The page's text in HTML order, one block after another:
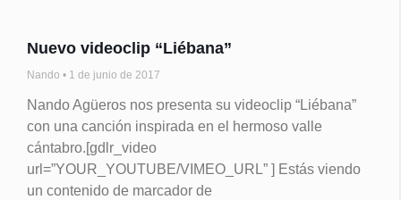
Nuevo videoclip “Liébana”
Nando 1 de junio de 2017
Nando Agüeros nos presenta su videoclip “Liébana”
con una canción inspirada en el hermoso valle
cántabro.[gdlr_video
url=”YOUR_YOUTUBE/VIMEO_URL” ] Estás viendo
un contenido de marcador de